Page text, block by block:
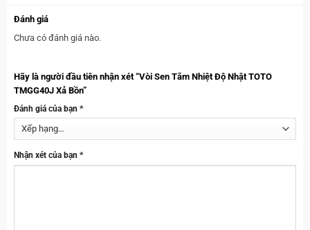
Đánh giá
Chưa có đánh giá nào.
Hãy là người đầu tiên nhận xét “Vòi Sen Tắm Nhiệt Độ Nhật TOTO
TMGG40J Xả Bồn”
Đánh giá của bạn *
Nhận xét của bạn *